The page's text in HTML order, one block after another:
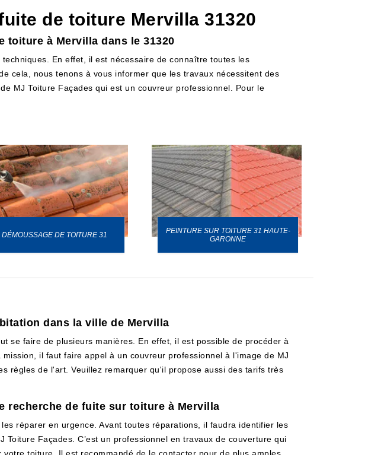
de toiture Mervilla 31320
toiture à Mervilla dans le 31320
En effet, il est nécessaire de connaître toutes les
cela, nous tenons à vous informer que les travaux nécessitent des
MJ Toiture Façades qui est un couvreur professionnel. Pour le
DÉMOUSSAGE DE TOITURE 31
PEINTURE SUR TOITURE 31 HAUTE-
GARONNE
dans la ville de Mervilla
se faire de plusieurs manières. En effet, il est possible de procéder à
il faut faire appel à un couvreur professionnel à l'image de MJ
règles de l'art. Veuillez remarquer qu'il propose aussi des tarifs très
recherche de fuite sur toiture à Mervilla
réparer en urgence. Avant toutes réparations, il faudra identifier les
Toiture Façades. C’est un professionnel en travaux de couverture qui